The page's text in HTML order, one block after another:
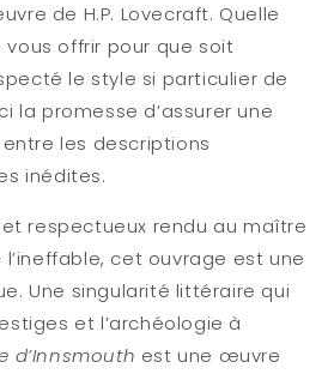
de H.P. Lovecraft. Quelle
offrir pour que soit
le style si particulier de
la promesse d’assurer une
les descriptions
inédites.
respectueux rendu au maître
l’ineffable, cet ouvrage est une
Une singularité littéraire qui
et l’archéologie à
d’Innsmouth est une œuvre